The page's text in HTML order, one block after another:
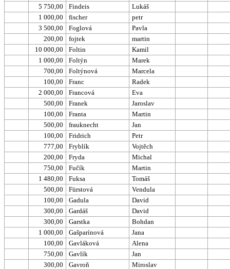
5 750,00
Findeis
Lukáš
1 000,00
fischer
petr
3 500,00
Foglová
Pavla
200,00
fojtek
martin
10 000,00
Foltin
Kamil
1 000,00
Foltýn
Marek
700,00
Foltýnová
Marcela
100,00
Franc
Radek
2 000,00
Francová
Eva
500,00
Franek
Jaroslav
100,00
Franta
Martin
500,00
frauknecht
Jan
100,00
Fridrich
Petr
777,00
Fryblík
Vojtěch
200,00
Fryda
Michal
750,00
Fučík
Martin
1 480,00
Fuksa
Tomáš
500,00
Fürstová
Vendula
100,00
Gadula
David
300,00
Gardáš
David
300,00
Garstka
Bohdan
1 000,00
Gašparínová
Jana
100,00
Gavláková
Alena
750,00
Gavlík
Jan
300,00
Gavroň
Miroslav